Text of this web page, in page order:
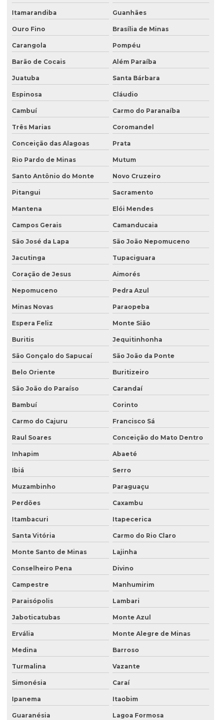
Licenciamento ambiental de aterro sanitário
Licenciamento ambiental para atividades agropecuárias
Licenciamento ambiental de atividades rurais
Licenciamento ambiental de barragens
Licenciamento ambiental condomínio residencial
Licenciamento ambiental para construção civil
Licenciamento ambiental para empresas
Licenciamento ambiental de fábricas
Licenciamento ambiental industrial
Licenciamento ambiental para lava jatos
Licenciamento ambiental licença prévia
Licenciamento ambiental para loteamento
Licenciamento ambiental para loteamento urbano
Licenciamento ambiental para mineração
Licenciamento ambiental para movimentação de terra
Licenciamento ambiental de oficina mecânica
Licenciamento ambiental para postos de combustíveis
Licenciamento ambiental de rodovias
Licenciamento ambiental trifásico
Licenciamento ambiental em unidades de conservação
Licenciamento ambiental urbano
Monitoramento de efluentes
Monitoramento de efluentes líquidos
Passivo ambiental investigação detalhada
Perfuração de poço de monitoramento
Plano de monitoramento de efluentes
Plano de recuperação de área degradada
Plano de recuperação de área degradada pela mineração
Poço de monitoramento
Poço de monitoramento afogado
Poço de monitoramento de água subterrânea
Poço de monitoramento ambiental
Poço de monitoramento de lençol freático
Poço de monitoramento multinível
Poço de monitoramento posto de combustível
Programa de monitoramento de efluentes líquidos
Projeto recuperação de área degradada
Itamarandiba Guanhães
Ouro Fino Brasília de Minas
Carangola Pompéu
Barão de Cocais Além Paraíba
Juatuba Santa Bárbara
Espinosa Cláudio
Cambuí Carmo do Paranaíba
Três Marias Coromandel
Conceição das Alagoas Prata
Rio Pardo de Minas Mutum
Santo Antônio do Monte Novo Cruzeiro
Pitangui Sacramento
Mantena Elói Mendes
Campos Gerais Camanducaia
São José da Lapa São João Nepomuceno
Jacutinga Tupaciguara
Coração de Jesus Aimorés
Nepomuceno Pedra Azul
Minas Novas Paraopeba
Espera Feliz Monte Sião
Buritis Jequitinhonha
São Gonçalo do Sapucaí São João da Ponte
Belo Oriente Buritizeiro
São João do Paraíso Carandaí
Bambuí Corinto
Carmo do Cajuru Francisco Sá
Raul Soares Conceição do Mato Dentro
Inhapim Abaeté
Ibiá Serro
Muzambinho Paraguaçu
Perdões Caxambu
Itambacuri Itapecerica
Santa Vitória Carmo do Rio Claro
Monte Santo de Minas Lajinha
Conselheiro Pena Divino
Campestre Manhumirim
Paraisópolis Lambari
Jaboticatubas Monte Azul
Ervália Monte Alegre de Minas
Medina Barroso
Turmalina Vazante
Simonésia Caraí
Ipanema Itaobim
Guaranésia Lagoa Formosa